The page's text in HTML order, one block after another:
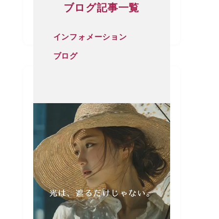
ブログ記事一覧
インフォメーション
ブログ